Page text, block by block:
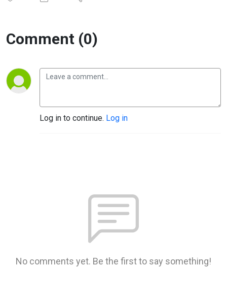
Comment (0)
Log in to continue. Log in
No comments yet. Be the first to say something!